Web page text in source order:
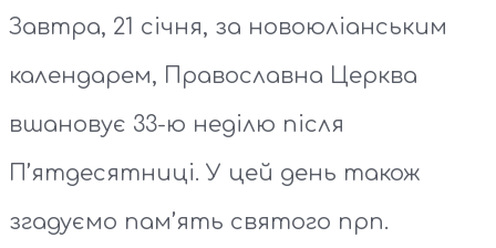
Завтра, 21 січня, за новоюліанським
календарем, Православна Церква
вшановує 33-ю неділю після
П’ятдесятниці. У цей день також
згадуємо пам’ять святого прп.